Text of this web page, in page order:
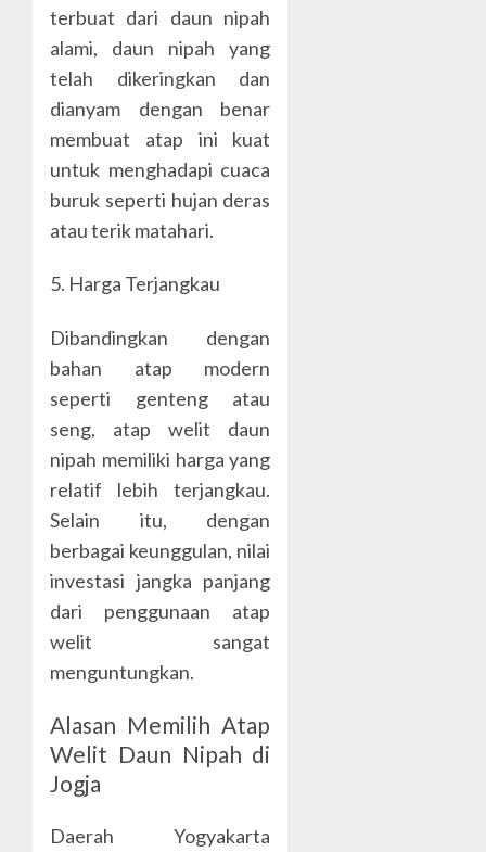
terbuat dari daun nipah
alami, daun nipah yang
telah dikeringkan dan
dianyam dengan benar
membuat atap ini kuat
untuk menghadapi cuaca
buruk seperti hujan deras
atau terik matahari.
5. Harga Terjangkau
Dibandingkan dengan
bahan atap modern
seperti genteng atau
seng, atap welit daun
nipah memiliki harga yang
relatif lebih terjangkau.
Selain itu, dengan
berbagai keunggulan, nilai
investasi jangka panjang
dari penggunaan atap
welit sangat
menguntungkan.
Alasan Memilih Atap
Welit Daun Nipah di
Jogja
Daerah Yogyakarta